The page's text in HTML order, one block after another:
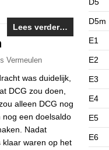
Lees verder…
Vermeulen
was duidelijk,
DCG zou doen,
alleen DCG nog
een doelsaldo
Nadat
klaar waren op het
D5m
E1
E2
E3
E4
E5
E6